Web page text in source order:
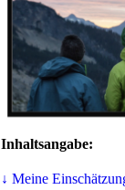
Inhaltsangabe:
↓ Meine